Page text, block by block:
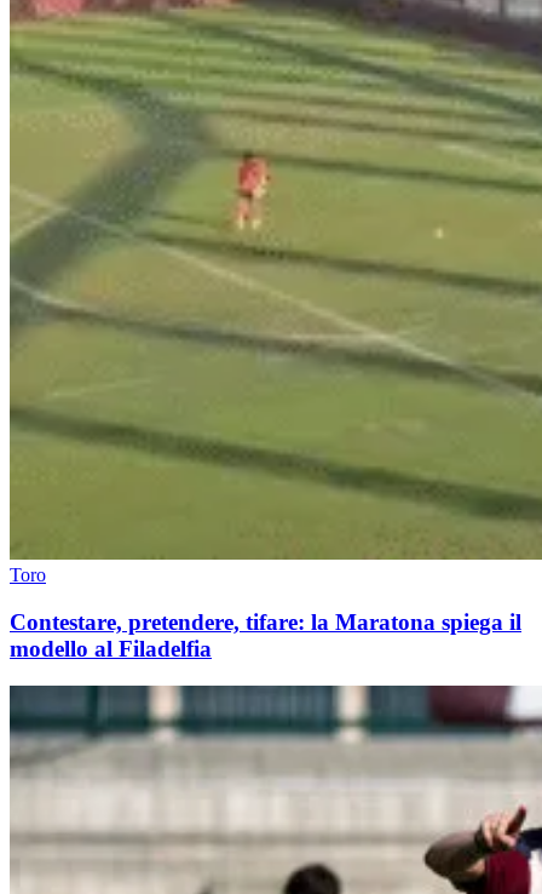
Toro
Contestare, pretendere, tifare: la Maratona spiega il
modello al Filadelfia